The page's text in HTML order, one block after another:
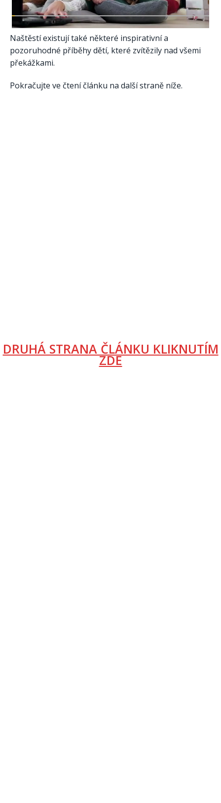
Naštěstí existují také některé inspirativní a
pozoruhodné příběhy dětí, které zvítězily nad všemi
překážkami.
Pokračujte ve čtení článku na další straně níže.
DRUHÁ STRANA ČLÁNKU KLIKNUTÍM
ZDE